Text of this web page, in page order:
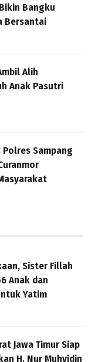
Bangku
Bersantai
Alih
Anak Pasutri
Polres Sampang
Sister Fillah
Anak dan
Yatim
Jawa Timur Siap
H. Nur Muhyidin